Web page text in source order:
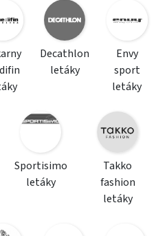
Decathlon
letáky
Envy
sport
letáky
Sportisimo
letáky
Takko
fashion
letáky